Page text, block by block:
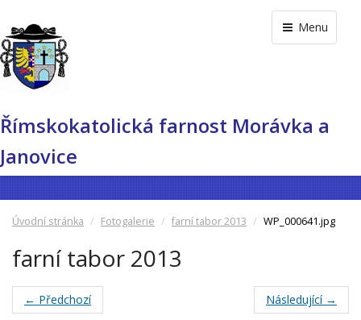
Menu
Římskokatolická farnost Morávka a
Janovice
Úvodní stránka Fotogalerie farní tabor 2013 WP_000641.jpg
farní tabor 2013
← Předchozí Následující →